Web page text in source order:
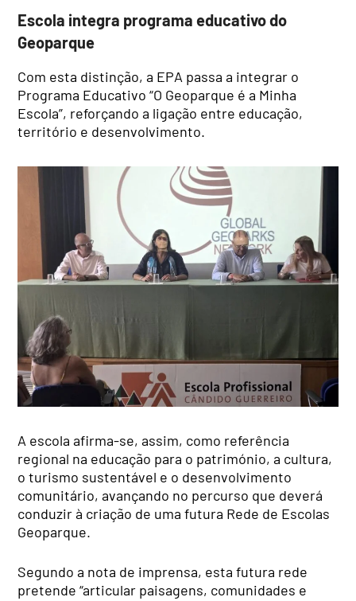
Escola integra programa educativo do
Geoparque
Com esta distinção, a EPA passa a integrar o
Programa Educativo “O Geoparque é a Minha
Escola”, reforçando a ligação entre educação,
território e desenvolvimento.
A escola afirma-se, assim, como referência
regional na educação para o património, a cultura,
o turismo sustentável e o desenvolvimento
comunitário, avançando no percurso que deverá
conduzir à criação de uma futura Rede de Escolas
Geoparque.
Segundo a nota de imprensa, esta futura rede
pretende “articular paisagens, comunidades e